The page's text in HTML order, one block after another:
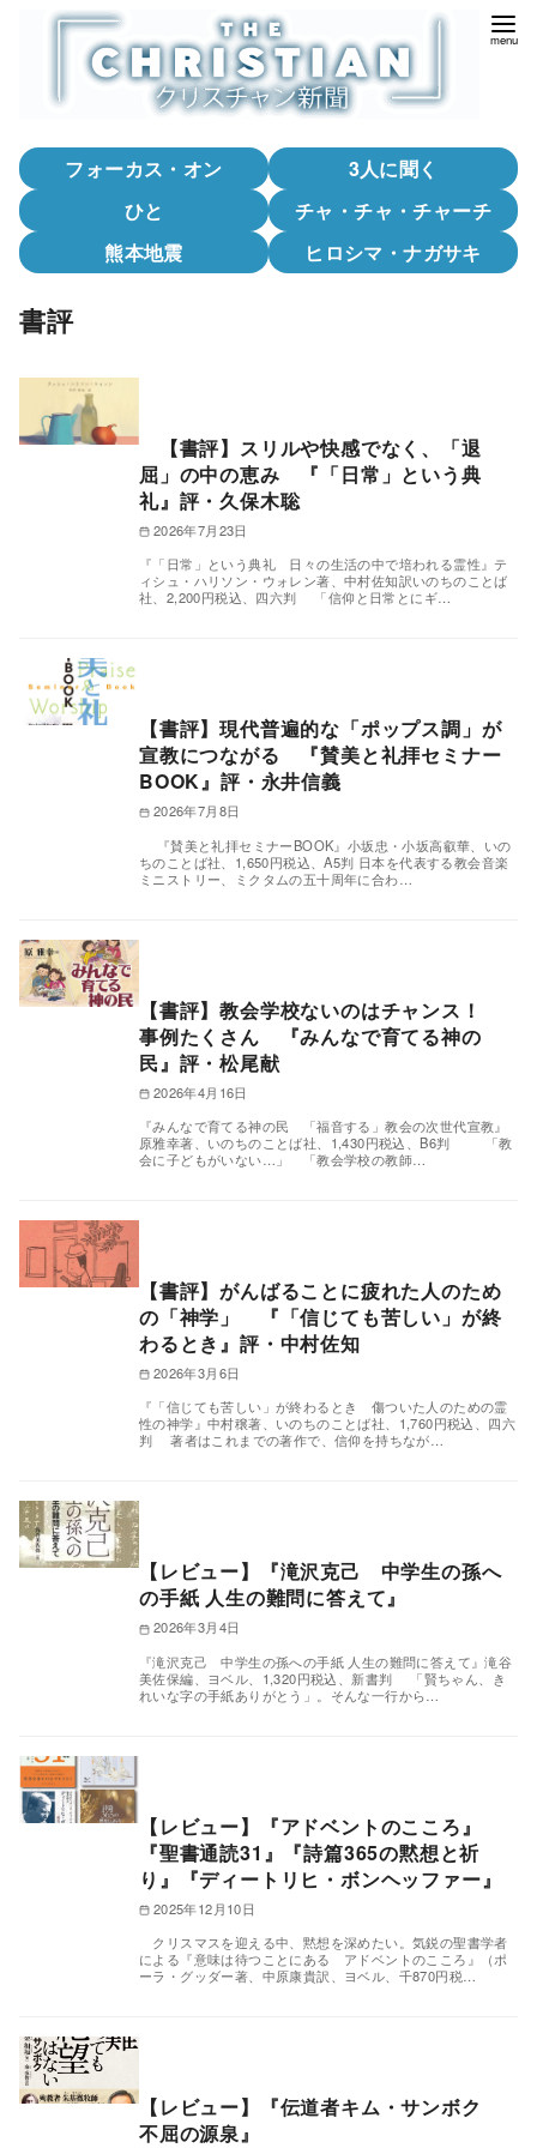
フォーカス・オン
3人に聞く
ひと
チャ・チャ・チャーチ
熊本地震
ヒロシマ・ナガサキ
書評
【書評】スリルや快感でなく、「退
屈」の中の恵み 『「日常」という典
礼』評・久保木聡
2026年7月23日
『「日常」という典礼 日々の生活の中で培われる霊性』テ
ィシュ・ハリソン・ウォレン著、中村佐知訳いのちのことば
社、2,200円税込、四六判 「信仰と日常とにギ…
【書評】現代普遍的な「ポップス調」が
宣教につながる 『賛美と礼拝セミナー
BOOK』評・永井信義
2026年7月8日
『賛美と礼拝セミナーBOOK』小坂忠・小坂高叡華、いの
ちのことば社、1,650円税込、A5判 日本を代表する教会音楽
ミニストリー、ミクタムの五十周年に合わ…
【書評】教会学校ないのはチャンス！
事例たくさん 『みんなで育てる神の
民』評・松尾献
2026年4月16日
『みんなで育てる神の民 「福音する」教会の次世代宣教』
原雅幸著、いのちのことば社、1,430円税込、B6判 「教
会に子どもがいない…」 「教会学校の教師…
【書評】がんばることに疲れた人のため
の「神学」 『「信じても苦しい」が終
わるとき』評・中村佐知
2026年3月6日
『「信じても苦しい」が終わるとき 傷ついた人のための霊
性の神学』中村穣著、いのちのことば社、1,760円税込、四六
判 著者はこれまでの著作で、信仰を持ちなが…
【レビュー】『滝沢克己 中学生の孫へ
の手紙 人生の難問に答えて』
2026年3月4日
『滝沢克己 中学生の孫への手紙 人生の難問に答えて』滝谷
美佐保編、ヨベル、1,320円税込、新書判 「賢ちゃん、き
れいな字の手紙ありがとう」。そんな一行から…
【レビュー】『アドベントのこころ』
『聖書通読31』『詩篇365の黙想と祈
り』『ディートリヒ・ボンヘッファー』
2025年12月10日
クリスマスを迎える中、黙想を深めたい。気鋭の聖書学者
による『意味は待つことにある アドベントのこころ』（ポ
ーラ・グッダー著、中原康貴訳、ヨベル、千870円税…
【レビュー】『伝道者キム・サンボク
不屈の源泉』